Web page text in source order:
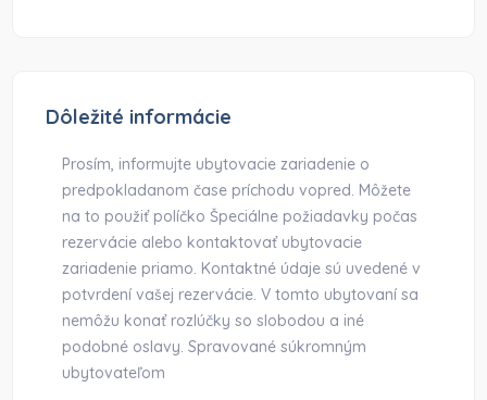
Dôležité informácie
Prosím, informujte ubytovacie zariadenie o
predpokladanom čase príchodu vopred. Môžete
na to použiť políčko Špeciálne požiadavky počas
rezervácie alebo kontaktovať ubytovacie
zariadenie priamo. Kontaktné údaje sú uvedené v
potvrdení vašej rezervácie. V tomto ubytovaní sa
nemôžu konať rozlúčky so slobodou a iné
podobné oslavy. Spravované súkromným
ubytovateľom